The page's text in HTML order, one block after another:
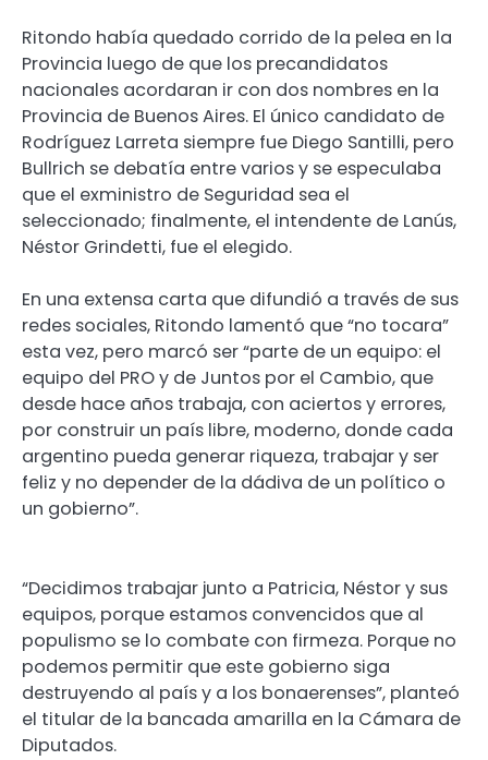
Ritondo había quedado corrido de la pelea en la
Provincia luego de que los precandidatos
nacionales acordaran ir con dos nombres en la
Provincia de Buenos Aires. El único candidato de
Rodríguez Larreta siempre fue Diego Santilli, pero
Bullrich se debatía entre varios y se especulaba
que el exministro de Seguridad sea el
seleccionado; finalmente, el intendente de Lanús,
Néstor Grindetti, fue el elegido.
En una extensa carta que difundió a través de sus
redes sociales, Ritondo lamentó que “no tocara”
esta vez, pero marcó ser “parte de un equipo: el
equipo del PRO y de Juntos por el Cambio, que
desde hace años trabaja, con aciertos y errores,
por construir un país libre, moderno, donde cada
argentino pueda generar riqueza, trabajar y ser
feliz y no depender de la dádiva de un político o
un gobierno”.
“Decidimos trabajar junto a Patricia, Néstor y sus
equipos, porque estamos convencidos que al
populismo se lo combate con firmeza. Porque no
podemos permitir que este gobierno siga
destruyendo al país y a los bonaerenses”, planteó
el titular de la bancada amarilla en la Cámara de
Diputados.